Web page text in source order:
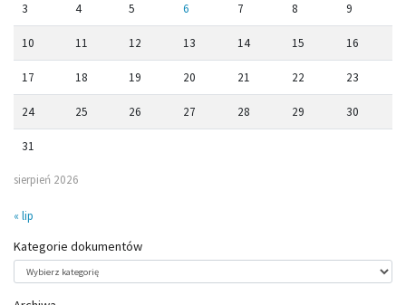
sierpień 2026
3 4 5 6 7 8 9
10 11 12 13 14 15 16
17 18 19 20 21 22 23
24 25 26 27 28 29 30
31
« lip
Kategorie dokumentów
dokumentów